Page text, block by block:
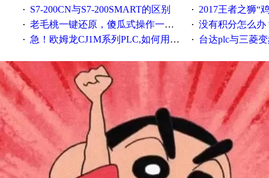
· S7-200CN与S7-200SMART的区别 · 2017王者之狮“鸡”情签到
· 老毛桃一键还原，傻瓜式操作一键轻松备份还原；程序为向导式安装，一键即可实现自动备份或还原系统。 · 没有积分怎么办
· 急！欧姆龙CJ1M系列PLC,如何用时间控制变频器。要求时间在组态王中可以自由输入！拜托各位大神了！ · 台达plc与三菱